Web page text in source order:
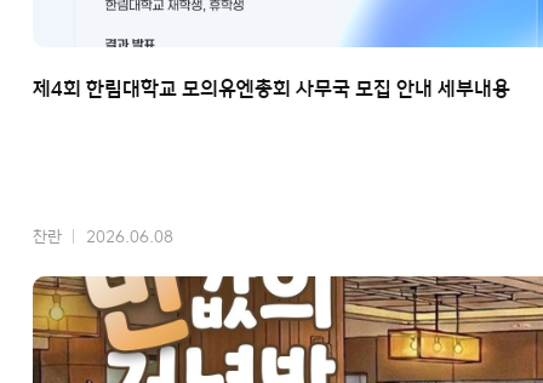
제4회 한림대학교 모의유엔총회 사무국 모집 안내 세부내용
찬란 2026.06.08